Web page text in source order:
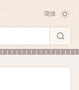
简体